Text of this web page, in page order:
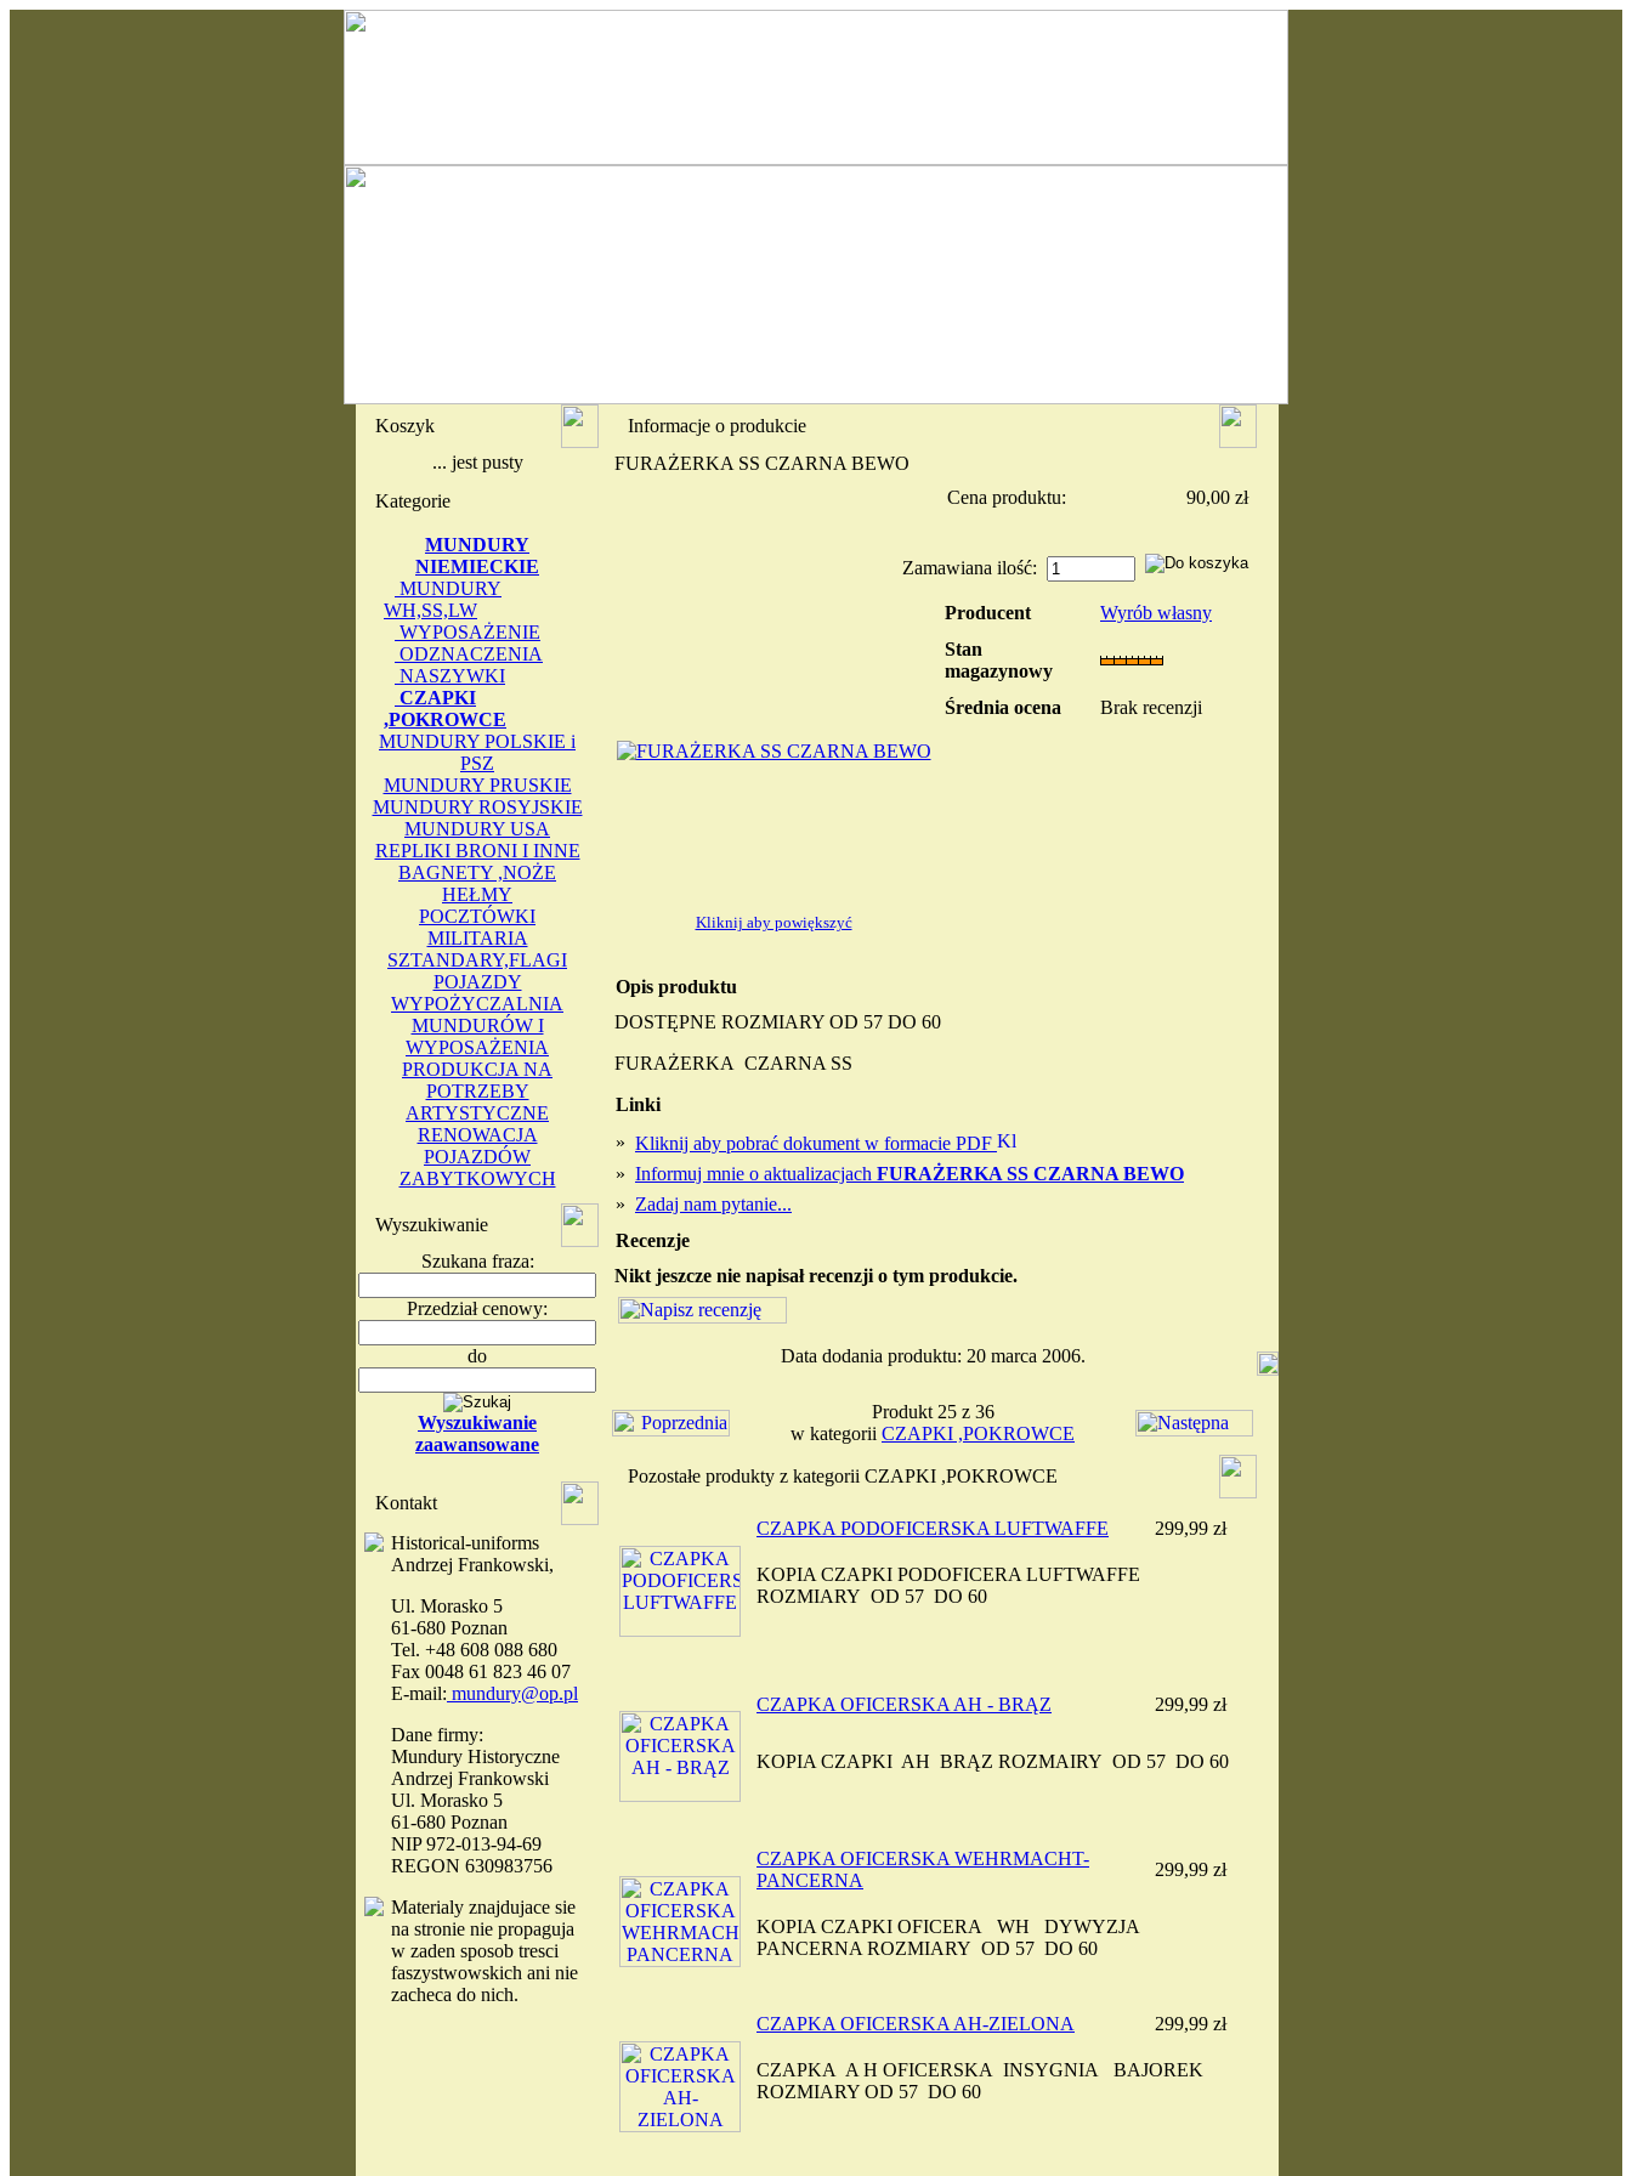
Koszyk
... jest pusty
Kategorie
MUNDURY
NIEMIECKIE
MUNDURY
WH,SS,LW
WYPOSAŻENIE
ODZNACZENIA
NASZYWKI
CZAPKI
,POKROWCE
MUNDURY POLSKIE i
PSZ
MUNDURY PRUSKIE
MUNDURY ROSYJSKIE
MUNDURY USA
REPLIKI BRONI I INNE
BAGNETY ,NOŻE
HEŁMY
POCZTÓWKI
MILITARIA
SZTANDARY,FLAGI
POJAZDY
WYPOŻYCZALNIA
MUNDURÓW I
WYPOSAŻENIA
PRODUKCJA NA
POTRZEBY
ARTYSTYCZNE
RENOWACJA
POJAZDÓW
ZABYTKOWYCH
Wyszukiwanie
Szukana fraza:
Przedział cenowy:
do
Wyszukiwanie
zaawansowane
Kontakt
Historical-uniforms
Andrzej Frankowski,
Ul. Morasko 5
61-680 Poznan
Tel. +48 608 088 680
Fax 0048 61 823 46 07
E-mail: mundury@op.pl
Dane firmy:
Mundury Historyczne
Andrzej Frankowski
Ul. Morasko 5
61-680 Poznan
NIP 972-013-94-69
REGON 630983756
Materialy znajdujace sie
na stronie nie propaguja
w zaden sposob tresci
faszystwowskich ani nie
zacheca do nich.
Informacje o produkcie
FURAŻERKA SS CZARNA BEWO
Cena produktu:
90,00 zł
Zamawiana ilość:
Kliknij aby powiększyć
Producent
Wyrób własny
Stan
magazynowy
Średnia ocena
Brak recenzji
Opis produktu
DOSTĘPNE ROZMIARY OD 57 DO 60
FURAŻERKA CZARNA SS
Linki
» Kliknij aby pobrać dokument w formacie PDF
» Informuj mnie o aktualizacjach FURAŻERKA SS CZARNA BEWO
» Zadaj nam pytanie...
Recenzje
Nikt jeszcze nie napisał recenzji o tym produkcie.
Data dodania produktu: 20 marca 2006.
Produkt 25 z 36
w kategorii CZAPKI ,POKROWCE
Pozostałe produkty z kategorii CZAPKI ,POKROWCE
CZAPKA PODOFICERSKA LUFTWAFFE 299,99 zł
KOPIA CZAPKI PODOFICERA LUFTWAFFE
ROZMIARY OD 57 DO 60
CZAPKA OFICERSKA AH - BRĄZ 299,99 zł
KOPIA CZAPKI AH BRĄZ ROZMAIRY OD 57 DO 60
CZAPKA OFICERSKA WEHRMACHT-
PANCERNA
299,99 zł
KOPIA CZAPKI OFICERA WH DYWYZJA
PANCERNA ROZMIARY OD 57 DO 60
CZAPKA OFICERSKA AH-ZIELONA 299,99 zł
CZAPKA A H OFICERSKA INSYGNIA BAJOREK
ROZMIARY OD 57 DO 60